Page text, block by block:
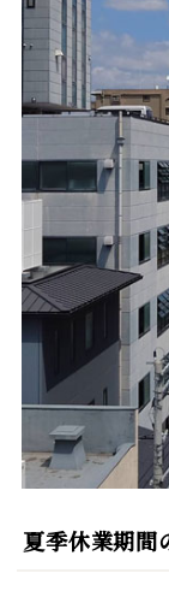
夏季休業期間